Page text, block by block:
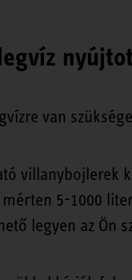
van
villanybojlerek
5-1000
legyen az Ön